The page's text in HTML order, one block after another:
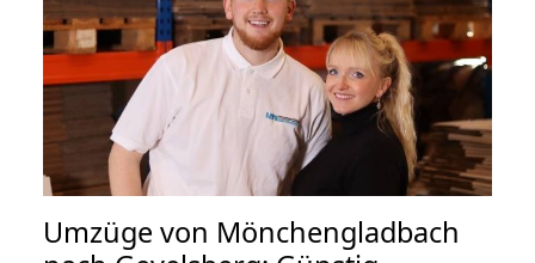
Umzüge von Mönchengladbach